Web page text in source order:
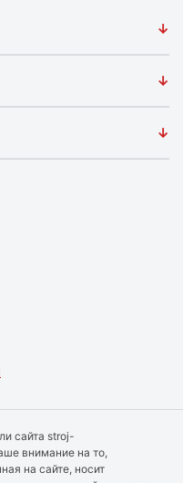
сайта stroj-
внимание на то,
на сайте, носит